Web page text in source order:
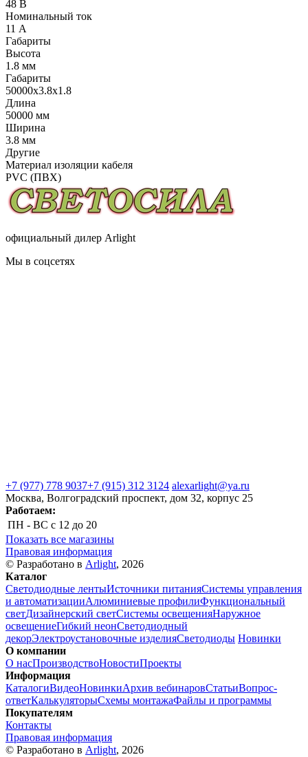
48 В
Номинальный ток
11 А
Габариты
Высота
1.8 мм
Габариты
50000x3.8x1.8
Длина
50000 мм
Ширина
3.8 мм
Другие
Материал изоляции кабеля
PVC (ПВХ)
официальный дилер Arlight
Мы в соцсетях
+7 (977) 778 9037+7 (915) 312 3124 alexarlight@ya.ru
Москва, Волгоградский проспект, дом 32, корпус 25
Работаем:
ПН - ВС с 12 до 20
Показать все магазины
Правовая информация
© Разработано в Arlight, 2026
Каталог
Светодиодные лентыИсточники питанияСистемы управления
и автоматизацииАлюминиевые профилиФункциональный
светДизайнерский светСистемы освещенияНаружное
освещениеГибкий неонСветодиодный
декорЭлектроустановочные изделияСветодиоды Новинки
О компании
О насПроизводствоНовостиПроекты
Информация
КаталогиВидеоНовинкиАрхив вебинаровСтатьиВопрос-
ответКалькуляторыСхемы монтажаФайлы и программы
Покупателям
Контакты
Правовая информация
© Разработано в Arlight, 2026